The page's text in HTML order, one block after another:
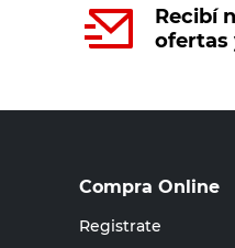
Recibí
ofertas
Compra Online
Registrate